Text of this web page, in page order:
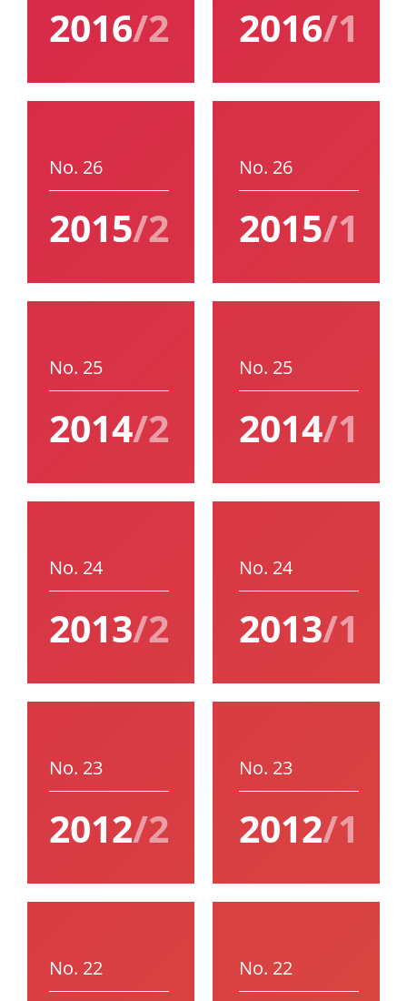
2016/2 2016/1
No. 26
2015/2
No. 26
2015/1
No. 25
2014/2
No. 25
2014/1
No. 24
2013/2
No. 24
2013/1
No. 23
2012/2
No. 23
2012/1
No. 22 No. 22